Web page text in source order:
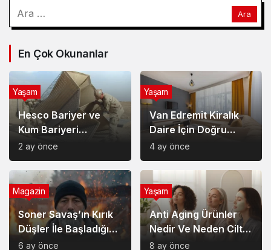
Hesco Bariyer ve
Kum Bariyeri
Sağladığı Avantajlar
Van Edremit Kiralık
Daire İçin Doğru
Soner Savaş’ın Kırık
Düşler İle Başladığı
Müzik Serüveni
6 ay önce
Magazin
Anti Aging Ürünler
Nedir Ve Neden Cilt
Bakımında Temel Bir
8 ay önce
Yaşam
Akülü Tekerlekli
Sandalye Seçiminde
Dikkat Edilecek
9 ay önce
Yaşam